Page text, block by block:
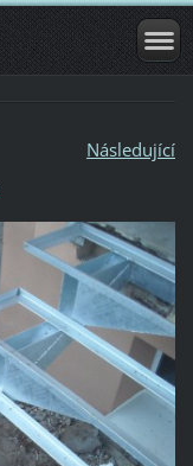
Následující